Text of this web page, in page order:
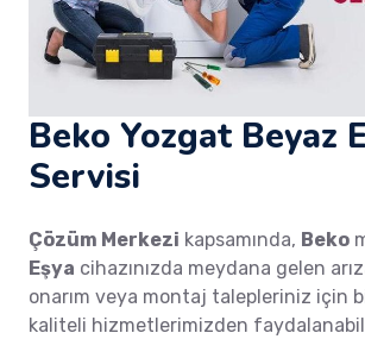
Beko Yozgat Beyaz
Servisi
Çözüm Merkezi kapsamında, Beko
Eşya cihazınızda meydana gelen
onarım veya montaj talepleriniz için
kaliteli hizmetlerimizden